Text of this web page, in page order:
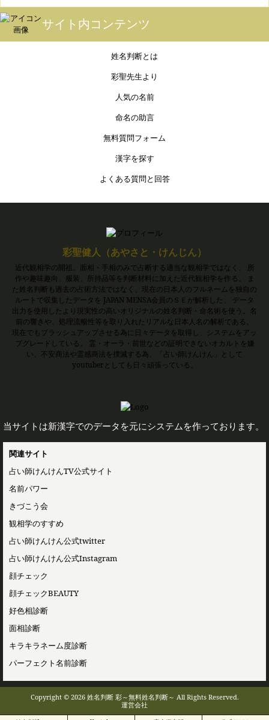
サイト内コンテンツ
姓名判断とは
彩聖先生より
人気の名前
命名の助言
無料質問フォーム
漢字を探す
よくある質問と回答
彩聖健人（あやさと・けんじん）
近代観相学の開祖。面相・手相のみで占断する適当な観相学ではなく、 所
作や趣味趣向、服装、所持品等を判断材料に加えた近代観相学を作る。 ま
た姓名判断も過去の占術方法ではなく、現在の日本人のフルネームを独自の
ルートで収集したデータを JAPAN MENSA会員のＳＥが解析した、 データ
出力を使用したより現実性の高いオリジナルの姓名判断・命名術を使う。名
前の響きや、処理流暢性等を取り入れたリアルな日本人名の解析である。
現在でもブラッシュアップさせる為に日々データを取得し、システムをアッ
プグレードしている。 霊・オーラ・前世などの証明できないオカルトを嫌
い、不安商法や霊感商法を撲滅する為、「占い師けんけん」として
youtuberとしても日々頑張っている。
当サイトは新漢字でのデータを元にシステムを作っております。
関連サイト
占い師けんけんTV公式サイト
名前パワー
きづこう会
観相学のすすめ
占い師けんけん公式twitter
占い師けんけん公式Instagram
顔チェック
顔チェックBEAUTY
好色相診断
面相診断
キラキラネーム度診断
パーフェクト名前診断
Copyright © 2026 姓名判断 彩～無料姓名判断～ All Rights Reserved.
運営会社